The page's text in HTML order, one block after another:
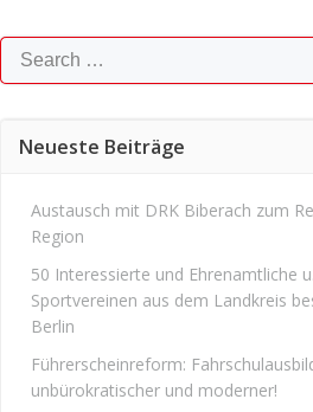
Search
for:
Neueste Beiträge
Austausch mit DRK Biberach zum
Region
50 Interessierte und Ehrenamtliche
Sportvereinen aus dem Landkreis
Berlin
Führerscheinreform:
unbürokratischer und moderner!